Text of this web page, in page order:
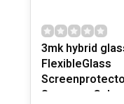
3mk hybrid
FlexibleGlass
Samsung